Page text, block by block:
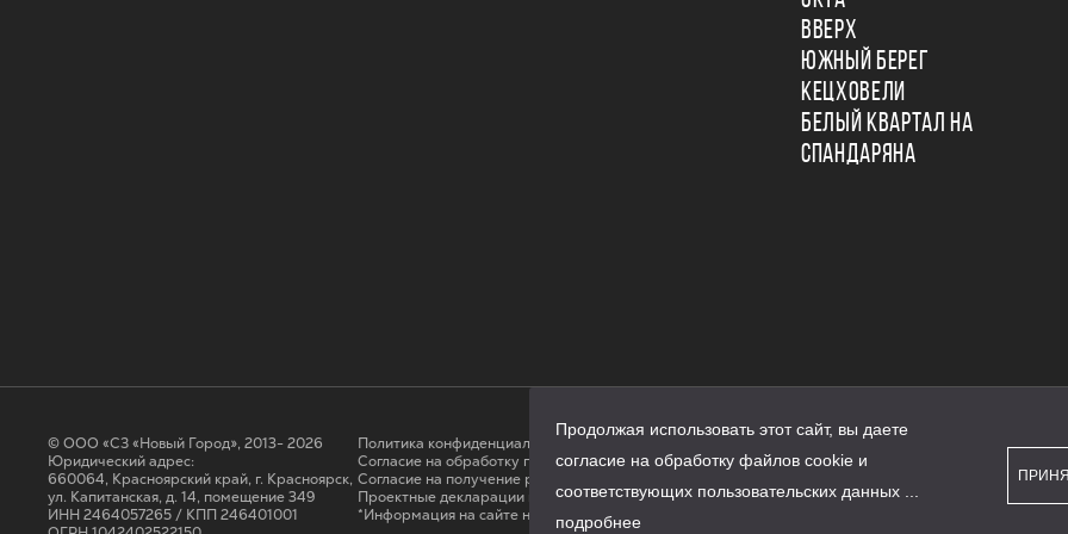
ВВЕРХ
ЮЖНЫЙ БЕРЕГ
КЕЦХОВЕЛИ
БЕЛЫЙ КВАРТАЛ НА
СПАНДАРЯНА
© ООО «СЗ «Новый Город», 2013- 2026
Юридический адрес:
660064, Красноярский край, г. Красноярск,
ул. Капитанская, д. 14, помещение 349
ИНН 2464057265 / КПП 246401001
Политика конфиденциальности
Согласие на обработку персональных данных
Cогласие на получение рассылки
Проектные декларации на сайте наш.дом.рф
*Информация на сайте не является публичной офертой
Продолжая использовать этот сайт, вы даете
согласие на обработку файлов cookie и
соответствующих пользовательских данных
подробнее